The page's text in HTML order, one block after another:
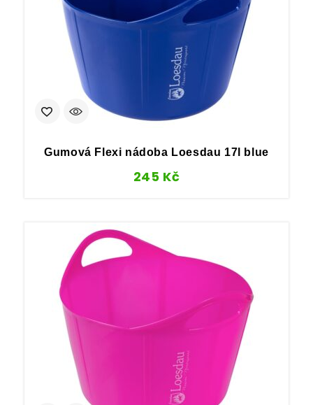
Gumová Flexi nádoba Loesdau 17l blue
245 Kč